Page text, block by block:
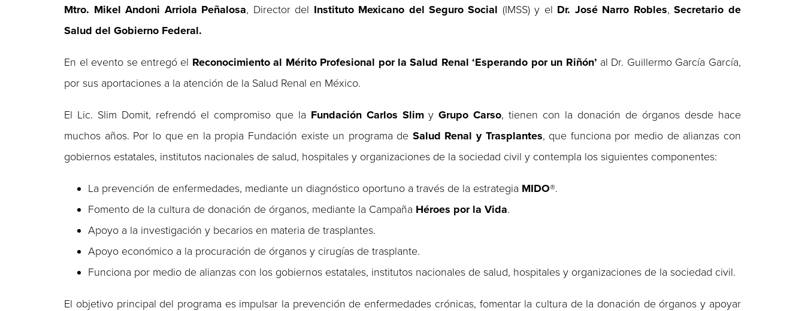
Mtro. Mikel Andoni Arriola Peñalosa, Director del Instituto Mexicano del Seguro Social (IMSS) y el Dr. José Narro Robles,Secretario de
Salud del Gobierno Federal.
En el evento se entregó el Reconocimiento al Mérito Profesional por la Salud Renal ‘Esperando por un Riñón’ al Dr. Guillermo García García,
por sus aportaciones a la atención de la Salud Renal en México.
El Lic. Slim Domit, refrendó el compromiso que la Fundación Carlos SlimyGrupo Carso, tienen con la donación de órganos desde hace
muchos años. Por lo que en la propia Fundación existe un programa de Salud Renal y Trasplantes, que funciona por medio de alianzas con
gobiernos estatales, institutos nacionales de salud, hospitales y organizaciones de la sociedad civil y contempla los siguientes componentes:
La prevención de enfermedades, mediante un diagnóstico oportuno a través de la estrategia MIDO®.
Fomento de la cultura de donación de órganos, mediante la Campaña Héroes por la Vida.
Apoyo a la investigación y becarios en materia de trasplantes.
Apoyo económico a la procuración de órganos y cirugías de trasplante.
Funciona por medio de alianzas con los gobiernos estatales, institutos nacionales de salud, hospitales y organizaciones de la sociedad civil.
El objetivo principal del programa es impulsar la prevención de enfermedades crónicas, fomentar la cultura de la donación de órganos y apoyar